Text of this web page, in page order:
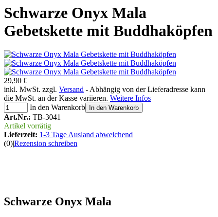
Schwarze Onyx Mala
Gebetskette mit Buddhaköpfen
29,90 €
inkl. MwSt. zzgl. Versand - Abhängig von der Lieferadresse kann
die MwSt. an der Kasse variieren. Weitere Infos
In den Warenkorb
In den Warenkorb
Art.Nr.: TB-3041
Artikel vorrätig
Lieferzeit: 1-3 Tage Ausland abweichend
(0)|Rezension schreiben
Schwarze Onyx Mala